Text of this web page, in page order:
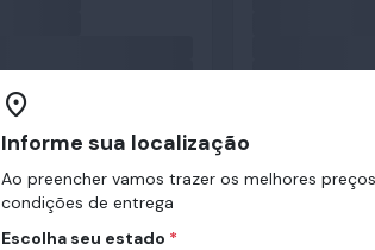
Informe sua localização
Ao preencher vamos trazer os melhores
condições de entrega
Escolha seu estado *